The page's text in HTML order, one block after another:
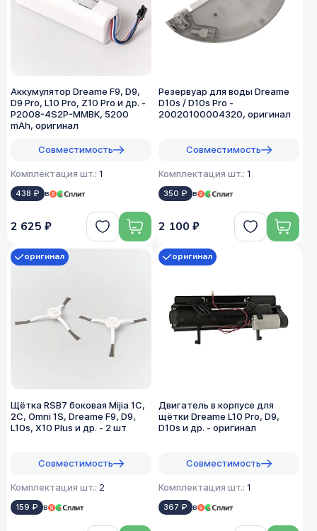
Аккумулятор Dreame F9, D9,
D9 Pro, L10 Pro, Z10 Pro и др. -
P2008-4S2P-MMBK, 5200
mAh, оригинал
Совместимость
Комплектация шт.: 1
438 ₽ в
2 625 ₽
Резервуар для воды Dreame
D10s / D10s Pro -
20020100004320, оригинал
Совместимость
Комплектация шт.: 1
350 ₽ в
2 100 ₽
Щётка RSB7 боковая Mijia 1C,
2C, Omni 1S, Dreame F9, D9,
L10s, X10 Plus и др. - 2 шт
Совместимость
Комплектация шт.: 2
159 ₽ в
оригинал
Двигатель в корпусе для
щётки Dreame L10 Pro, D9,
D10s и др. - оригинал
Совместимость
Комплектация шт.: 1
367 ₽ в
оригинал